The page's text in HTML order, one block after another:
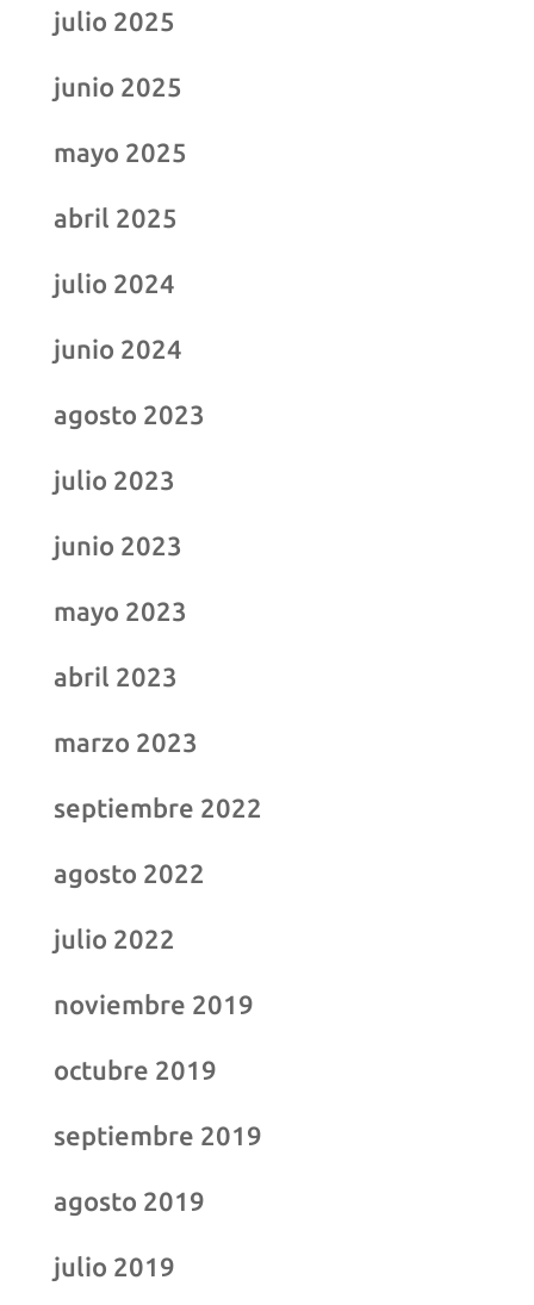
julio 2025
junio 2025
mayo 2025
abril 2025
julio 2024
junio 2024
agosto 2023
julio 2023
junio 2023
mayo 2023
abril 2023
marzo 2023
septiembre 2022
agosto 2022
julio 2022
noviembre 2019
octubre 2019
septiembre 2019
agosto 2019
julio 2019